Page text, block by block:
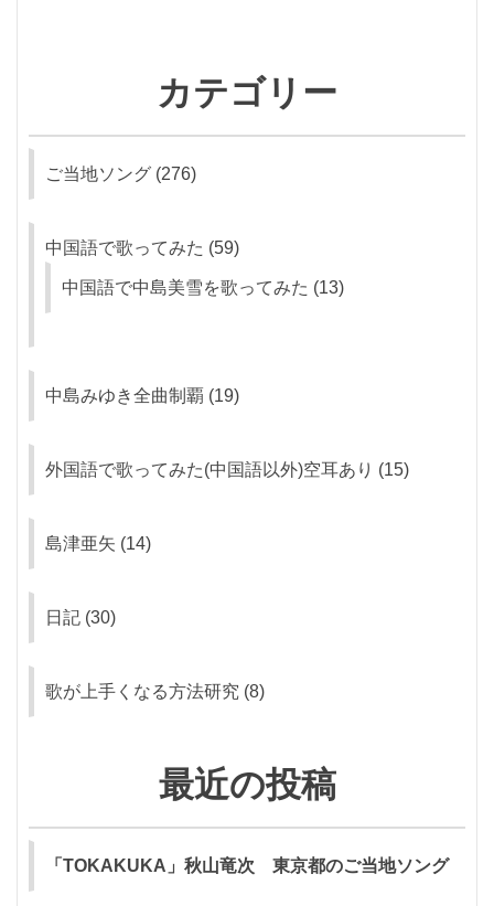
カテゴリー
ご当地ソング (276)
中国語で歌ってみた (59)
中国語で中島美雪を歌ってみた (13)
中島みゆき全曲制覇 (19)
外国語で歌ってみた(中国語以外)空耳あり (15)
島津亜矢 (14)
日記 (30)
歌が上手くなる方法研究 (8)
最近の投稿
「TOKAKUKA」秋山竜次 東京都のご当地ソング